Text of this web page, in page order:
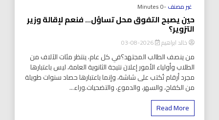
غير مصنف-0 Minutes
حين يصبح التفوق محل تساؤل… فنعم لإقالة وزير
التزوير؟
خالد ابراهيم 2026-08-03
من ينصف الطالب المجتهد؟في كل عام، ينتظر مئات الآلاف من
الطلاب وأولياء الأمور إعلان نتيجة الثانوية العامة، ليس باعتبارها
مجرد أرقام تُكتب على شاشة، وإنما باعتبارها حصاد سنوات طويلة
من الكفاح، والسهر، والدموع، والتضحيات.وراء...
Read More